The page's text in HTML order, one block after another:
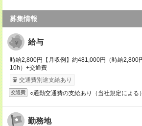
募集情報
給与
時給2,800円【月収例】約481,000円（時給2,800
10h）+交通費
交通費別途支給あり
交通費 ○通勤交通費の支給あり（当社規定による）
勤務地